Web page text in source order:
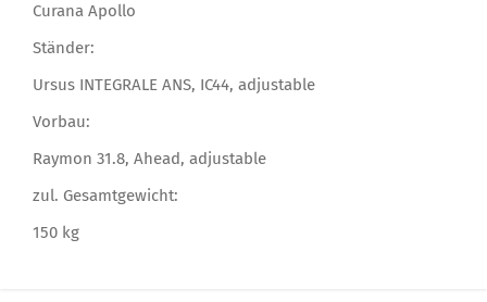
Curana Apollo
Ständer:
Ursus INTEGRALE ANS, IC44, adjustable
Vorbau:
Raymon 31.8, Ahead, adjustable
zul. Gesamtgewicht:
150 kg